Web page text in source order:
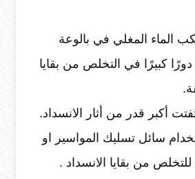
الماء المغلي في بالوعة
كبيرًا في التخلص من بقايا
أكبر قدر من أثار الانسداد.
سائل تسليك المواسير او
من بقايا الانسداد .